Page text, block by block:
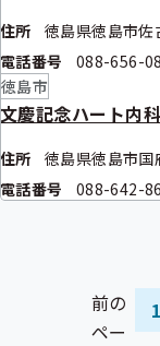
住所
徳島県徳島市佐
電話番号
088-656-
徳島市
文慶記念ハート内科
住所
徳島県徳島市
電話番号
088-642-
前の
ペー
1